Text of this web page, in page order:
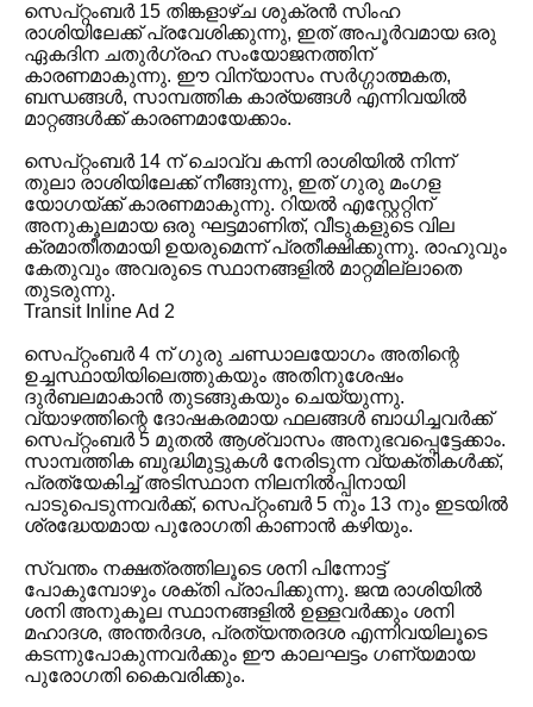
സെപ്റ്റംബർ 15 തിങ്കളാഴ്ച ശുക്രൻ സിംഹ
രാശിയിലേക്ക് പ്രവേശിക്കുന്നു, ഇത് അപൂർവമായ ഒരു
ഏകദിന ചതുർഗ്രഹ സംയോജനത്തിന്
കാരണമാകുന്നു. ഈ വിന്യാസം സർഗ്ഗാത്മകത,
ബന്ധങ്ങൾ, സാമ്പത്തിക കാര്യങ്ങൾ എന്നിവയിൽ
മാറ്റങ്ങൾക്ക് കാരണമായേക്കാം.
സെപ്റ്റംബർ 14 ന് ചൊവ്വ കന്നി രാശിയിൽ നിന്ന്
തുലാ രാശിയിലേക്ക് നീങ്ങുന്നു, ഇത് ഗുരു മംഗള
യോഗയ്ക്ക് കാരണമാകുന്നു. റിയൽ എസ്റ്റേറ്റിന്
അനുകൂലമായ ഒരു ഘട്ടമാണിത്, വീടുകളുടെ വില
ക്രമാതീതമായി ഉയരുമെന്ന് പ്രതീക്ഷിക്കുന്നു. രാഹുവും
കേതുവും അവരുടെ സ്ഥാനങ്ങളിൽ മാറ്റമില്ലാതെ
തുടരുന്നു.
Transit Inline Ad 2
സെപ്റ്റംബർ 4 ന് ഗുരു ചണ്ഡാലയോഗം അതിന്റെ
ഉച്ചസ്ഥായിയിലെത്തുകയും അതിനുശേഷം
ദുർബലമാകാൻ തുടങ്ങുകയും ചെയ്യുന്നു.
വ്യാഴത്തിന്റെ ദോഷകരമായ ഫലങ്ങൾ ബാധിച്ചവർക്ക്
സെപ്റ്റംബർ 5 മുതൽ ആശ്വാസം അനുഭവപ്പെട്ടേക്കാം.
സാമ്പത്തിക ബുദ്ധിമുട്ടുകൾ നേരിടുന്ന വ്യക്തികൾക്ക്,
പ്രത്യേകിച്ച് അടിസ്ഥാന നിലനിൽപ്പിനായി
പാടുപെടുന്നവർക്ക്, സെപ്റ്റംബർ 5 നും 13 നും ഇടയിൽ
ശ്രദ്ധേയമായ പുരോഗതി കാണാൻ കഴിയും.
സ്വന്തം നക്ഷത്രത്തിലൂടെ ശനി പിന്നോട്ട്
പോകുമ്പോഴും ശക്തി പ്രാപിക്കുന്നു. ജന്മ രാശിയിൽ
ശനി അനുകൂല സ്ഥാനങ്ങളിൽ ഉള്ളവർക്കും ശനി
മഹാദശ, അന്തർദശ, പ്രത്യന്തരദശ എന്നിവയിലൂടെ
കടന്നുപോകുന്നവർക്കും ഈ കാലഘട്ടം ഗണ്യമായ
പുരോഗതി കൈവരിക്കും.